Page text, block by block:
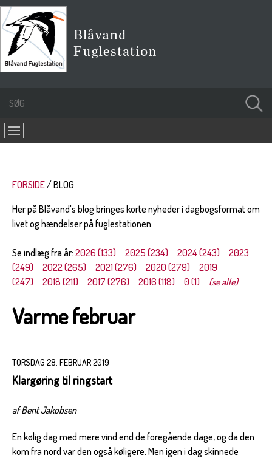
FORSIDE
BLOG
Her på Blåvand's blog bringes korte nyheder i dagbogsformat om
livet og hændelser på fuglestationen.
Se indlæg fra år: 2026 (133) 2025 (234) 2024 (243)
2023
(249)
2022 (265) 2021 (276) 2020 (279)
2019
(247)
2018 (211) 2017 (276) 2016 (118) 0 (1) (se alle)
Varme februar
TORSDAG 28. FEBRUAR 2019
Klargøring til ringstart
af Bent Jakobsen
En kølig dag med mere vind end de foregående dage, og da den
kom fra nord var den også køligere. Men igen i dag skinnede